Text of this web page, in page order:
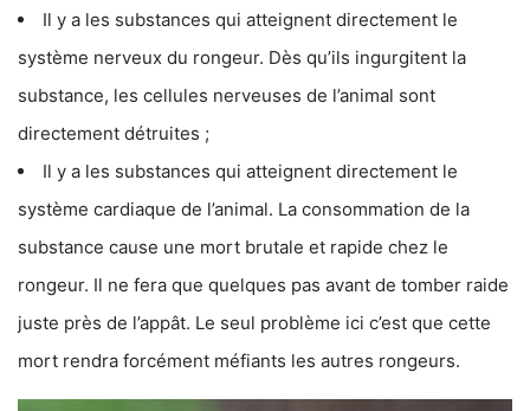
Il y a les substances qui atteignent directement le
système nerveux du rongeur. Dès qu’ils ingurgitent la
substance, les cellules nerveuses de l’animal sont
directement détruites ;
Il y a les substances qui atteignent directement le
système cardiaque de l’animal. La consommation de la
substance cause une mort brutale et rapide chez le
rongeur. Il ne fera que quelques pas avant de tomber raide
juste près de l’appât. Le seul problème ici c’est que cette
mort rendra forcément méfiants les autres rongeurs.